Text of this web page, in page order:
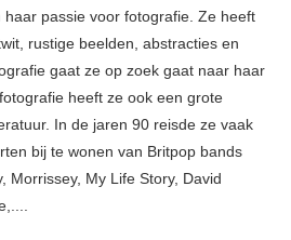
passie voor fotografie. Ze heeft
rustige beelden, abstracties en
gaat ze op zoek gaat naar haar
heeft ze ook een grote
In de jaren 90 reisde ze vaak
bij te wonen van Britpop bands
Morrissey, My Life Story, David